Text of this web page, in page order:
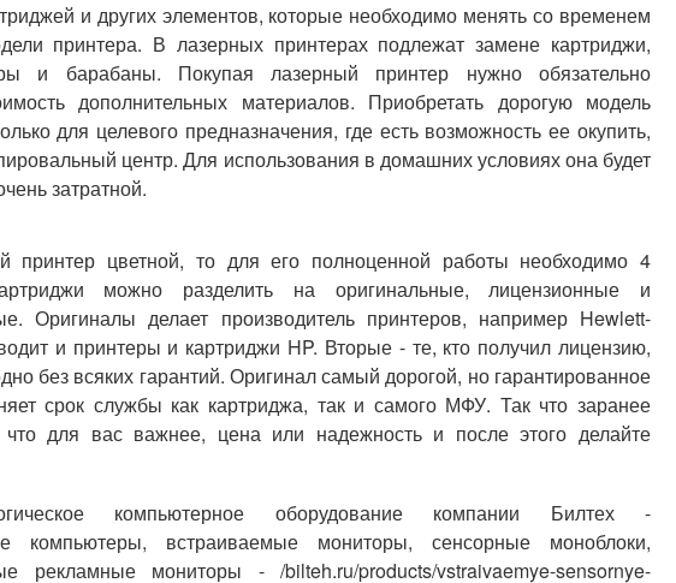
и других элементов, которые необходимо менять со временем
принтера. В лазерных принтерах подлежат замене картриджи,
и барабаны. Покупая лазерный принтер нужно обязательно
дополнительных материалов. Приобретать дорогую модель
для целевого предназначения, где есть возможность ее окупить,
центр. Для использования в домашних условиях она будет
затратной.
принтер цветной, то для его полноценной работы необходимо 4
можно разделить на оригинальные, лицензионные и
Оригиналы делает производитель принтеров, например Hewlett-
и принтеры и картриджи HP. Вторые - те, кто получил лицензию,
без всяких гарантий. Оригинал самый дорогой, но гарантированное
срок службы как картриджа, так и самого МФУ. Так что заранее
что для вас важнее, цена или надежность и после этого делайте
компьютерное оборудование компании Билтех -
компьютеры, встраиваемые мониторы, сенсорные моноблоки,
рекламные мониторы - /bilteh.ru/products/vstraivaemye-sensornye-